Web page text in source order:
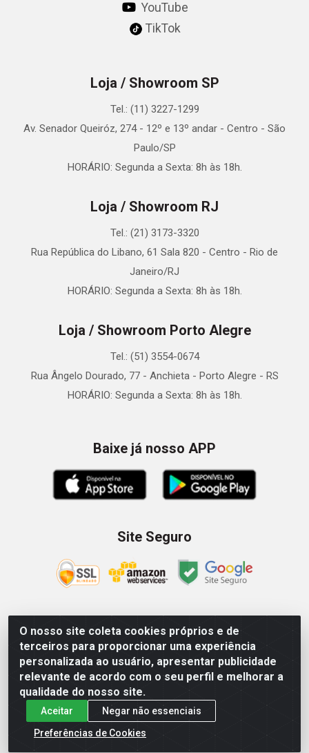
O nosso site coleta cookies próprios e de
terceiros para proporcionar uma experiência
personalizada ao usuário, apresentar publicidade
relevante de acordo com o seu perfil e melhorar a
qualidade do nosso site.
Aceitar
Negar não essenciais
Preferências de Cookies
YouTube
TikTok
Loja / Showroom SP
Tel.: (11) 3227-1299
Av. Senador Queiróz, 274 - 12º e 13º andar - Centro - São
Paulo/SP
HORÁRIO: Segunda a Sexta: 8h às 18h.
Loja / Showroom RJ
Tel.: (21) 3173-3320
Rua República do Libano, 61 Sala 820 - Centro - Rio de
Janeiro/RJ
HORÁRIO: Segunda a Sexta: 8h às 18h.
Loja / Showroom Porto Alegre
Tel.: (51) 3554-0674
Rua Ângelo Dourado, 77 - Anchieta - Porto Alegre - RS
HORÁRIO: Segunda a Sexta: 8h às 18h.
Baixe já nosso APP
Site Seguro
Zein Importação e Comércio LTDA - Av. Senador Queiróz, 274
- 12º e 13º andar - Centro, São Paulo/SP – CNPJ
09.023.754/0006-46